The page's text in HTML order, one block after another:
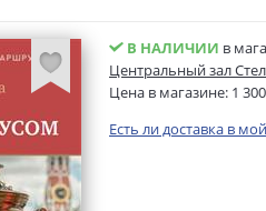
В НАЛИЧИИ в
Центральный зал
Цена в магазине: 1 300
Есть ли доставка в